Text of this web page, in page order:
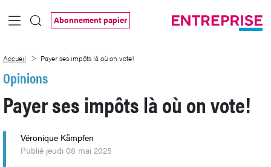
Saut au contenu principal
Abonnement papier
Accueil Payer ses impôts là où on vote!
Opinions
Payer ses impôts là où on vote!
Véronique Kämpfen
Publié jeudi 08 mai 2025